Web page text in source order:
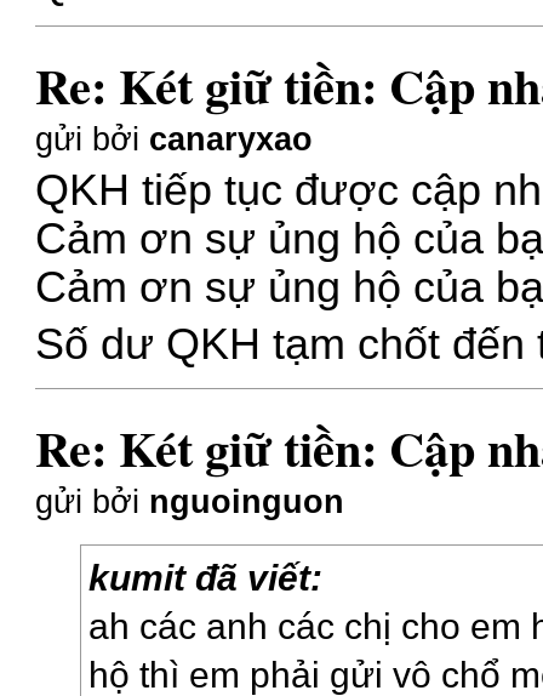
Re: Két giữ tiền: Cập
gửi bởi canaryxao
QKH tiếp tục được cập
Cảm ơn sự ủng hộ của
Cảm ơn sự ủng hộ của
Số dư QKH tạm chốt
Re: Két giữ tiền: Cập
gửi bởi nguoinguon
kumit đã viết:
ah các anh các chị cho em
hộ thì em phải gửi vô chổ